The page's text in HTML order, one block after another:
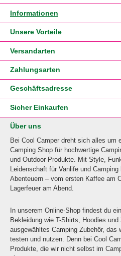
Informationen
Unsere Vorteile
Versandarten
Zahlungsarten
Geschäftsadresse
Sicher Einkaufen
Über uns
Bei Cool Camper dreht sich alles um
Camping Shop für hochwertige
und Outdoor-Produkte. Mit Style,
Leidenschaft für Vanlife und
Abenteuern – vom ersten Kaffee am
Lagerfeuer am Abend.
In unserem Online-Shop findest du
Bekleidung wie T-Shirts, Hoodies
ausgewähltes Camping Zubehör, das
testen und nutzen. Denn bei Cool
Produkte, die wir nicht selbst im